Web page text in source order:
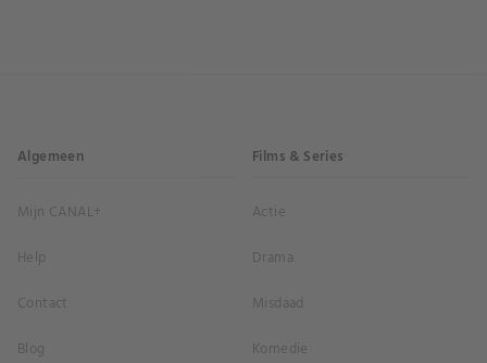
Algemeen
Mijn CANAL+
Help
Contact
Blog
Films & Series
Actie
Drama
Misdaad
Komedie